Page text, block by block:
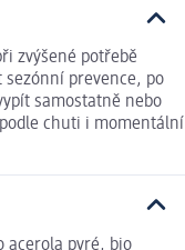
zvýšené potřebě
sezónní prevence, po
samostatně nebo
chuti i momentální
acerola pyré, bio